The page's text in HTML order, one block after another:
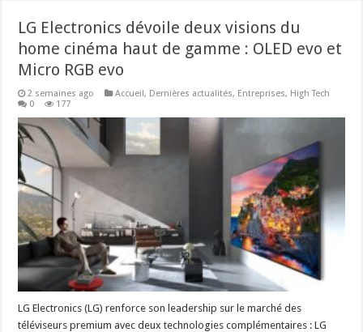
LG Electronics dévoile deux visions du
home cinéma haut de gamme : OLED evo et
Micro RGB evo
2 semaines ago Accueil, Dernières actualités, Entreprises, High Tech
0
177
LG Electronics (LG) renforce son leadership sur le marché des
téléviseurs premium avec deux technologies complémentaires : LG